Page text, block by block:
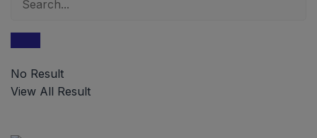
No Result
View All Result